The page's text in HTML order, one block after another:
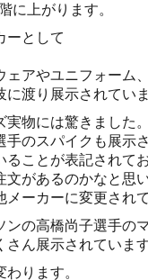
に上がります。
ーとして
アやユニフォーム、
渡り展示されていま
物には驚きました。
のスパイクも展示
ことが表記されて
があるのかなと思い
ーカーに変更されて
の高橋尚子選手の
ん展示されています
ります。